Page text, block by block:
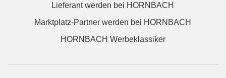
Lieferant werden bei HORNBACH
Marktplatz-Partner werden bei HORNBACH
HORNBACH Werbeklassiker